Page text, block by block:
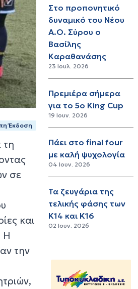
Έκδοση
τη
σε
και
Η
την
Στο προπονητικό
δυναμικό του Νέου
Α.Ο. Σύρου ο
Βασίλης
Καραθανάσης
23 Ιουλ. 2026
Πρεμιέρα σήμερα
για το 5ο King Cup
19 Ιουν. 2026
Πάει στο final four
με καλή ψυχολογία
04 Ιουν. 2026
Τα ζευγάρια της
τελικής φάσης των
Κ14 και Κ16
02 Ιουν. 2026